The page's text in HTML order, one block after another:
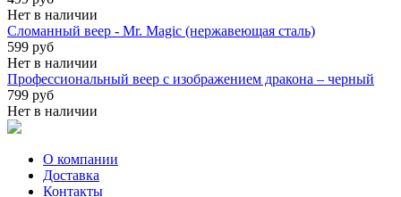
Нет в наличии
Сломанный веер - Mr. Magic (нержавеющая сталь)
599 руб
Нет в наличии
Профессиональный веер с изображением дракона – черный
799 руб
Нет в наличии
О компании
Доставка
Контакты